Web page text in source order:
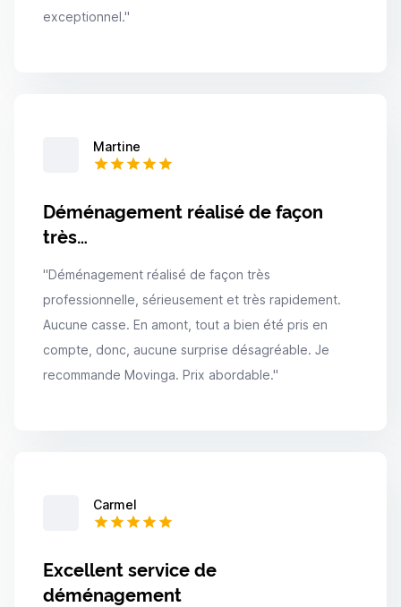
exceptionnel."
Martine
Déménagement réalisé de façon
très…
"Déménagement réalisé de façon très
professionnelle, sérieusement et très rapidement.
Aucune casse. En amont, tout a bien été pris en
compte, donc, aucune surprise désagréable. Je
recommande Movinga. Prix abordable."
Carmel
Excellent service de
déménagement